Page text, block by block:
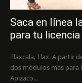
Saca en línea
para tu
Tlaxcala, Tlax. A partir
dos módulos más para
Apizaco...